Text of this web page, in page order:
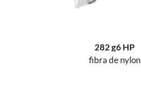
282 g6 HP
fibra de nylon